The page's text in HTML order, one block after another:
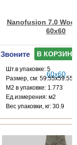
Nanofusion 7.0
60x60
Звоните В КОРЗИНУ
Шт.в упаковке: 5
Размер, см: 59.55x59.55
М2 в упаковке: 1.773
Ед.измерения: м2
Веc упаковки, кг: 30.9